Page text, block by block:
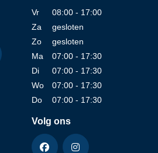
Vr
08:00 - 17:00
Za
gesloten
Zo
gesloten
Ma
07:00 - 17:30
Di
07:00 - 17:30
Wo
07:00 - 17:30
Do
07:00 - 17:30
Volg ons